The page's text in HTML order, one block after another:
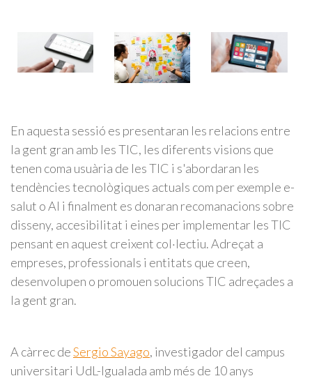
En aquesta sessió es presentaran les relacions entre
la gent gran amb les TIC, les diferents visions que
tenen coma usuària de les TIC i s'abordaran les
tendències tecnològiques actuals com per exemple e-
salut o AI i finalment es donaran recomanacions sobre
disseny, accesibilitat i eines per implementar les TIC
pensant en aquest creixent col·lectiu. Adreçat a
empreses, professionals i entitats que creen,
desenvolupen o promouen solucions TIC adreçades a
la gent gran.
A càrrec deSergio Sayago, investigador del campus
universitari UdL-Igualada amb més de 10 anys